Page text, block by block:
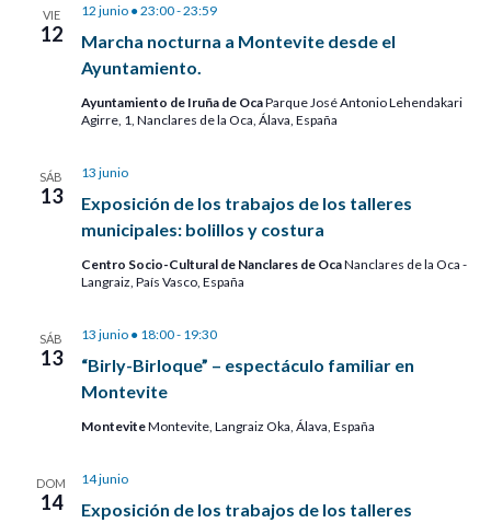
VIE
12
Marcha nocturna a Montevite desde el
Ayuntamiento.
12 junio ● 23:00-23:59
Ayuntamiento de Iruña de OcaParque José Antonio Lehendakari
Agirre, 1, Nanclares de la Oca, Álava, España
SÁB
13
Exposición de los trabajos de los talleres
municipales: bolillos y costura
13 junio
Centro Socio-Cultural de Nanclares de OcaNanclares de la Oca -
Langraiz, País Vasco, España
SÁB
13
“Birly-Birloque” – espectáculo familiar en
Montevite
13 junio ● 18:00- 19:30
MonteviteMontevite, Langraiz Oka, Álava, España
DOM
14
Exposición de los trabajos de los talleres
14 junio